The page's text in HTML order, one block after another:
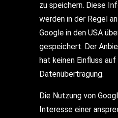
zu speichern. Diese
werden in der Regel
Google in den USA
gespeichert. Der
hat keinen Einfluss
Datenübertragung.
Die Nutzung von
Interesse einer